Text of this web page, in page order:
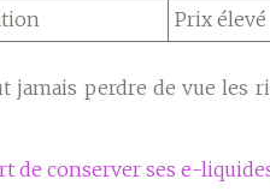
Prix élevé
jamais perdre de vue les
de conserver ses e-